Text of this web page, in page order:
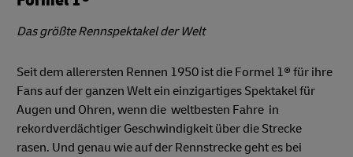
Das größte Rennspektakel der Welt
Seit dem allerersten Rennen 1950 ist die Formel 1® für ihre
Fans auf der ganzen Welt ein einzigartiges Spektakel für
Augen und Ohren, wenn die weltbesten Fahre in
rekordverdächtiger Geschwindigkeit über die Strecke
rasen. Und genau wie auf der Rennstrecke geht es bei